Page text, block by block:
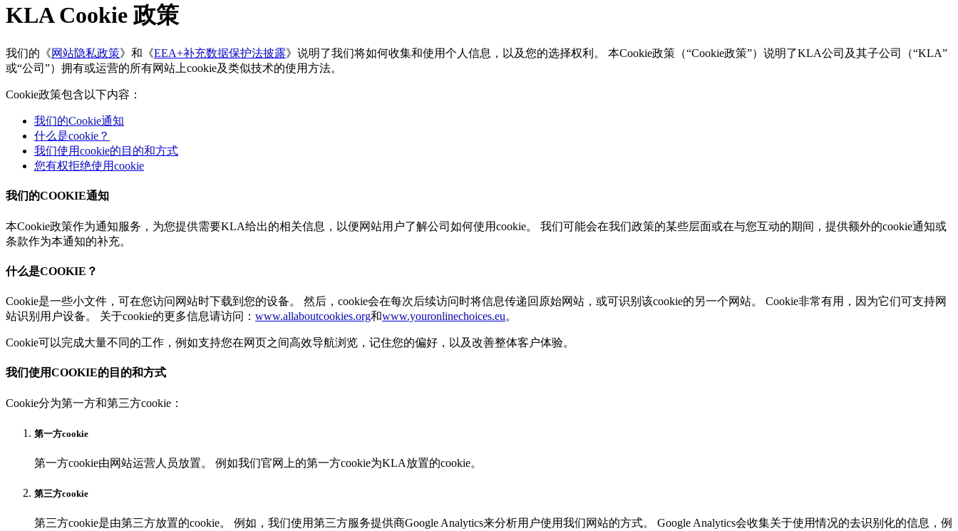
KLA Cookie 政策
我们的《网站隐私政策》和《EEA+补充数据保护法披露》说明了我们将如何收集和使用个人信息，以及您的选择权利。 本Cookie政策（“Cookie政策”）说明了KLA公司及其子公司（“KLA”
或“公司”）拥有或运营的所有网站上cookie及类似技术的使用方法。
Cookie政策包含以下内容：
我们的Cookie通知
什么是cookie？
我们使用cookie的目的和方式
您有权拒绝使用cookie
我们的COOKIE通知
本Cookie政策作为通知服务，为您提供需要KLA给出的相关信息，以便网站用户了解公司如何使用cookie。 我们可能会在我们政策的某些层面或在与您互动的期间，提供额外的cookie通知或
条款作为本通知的补充。
什么是COOKIE？
Cookie是一些小文件，可在您访问网站时下载到您的设备。 然后，cookie会在每次后续访问时将信息传递回原始网站，或可识别该cookie的另一个网站。 Cookie非常有用，因为它们可支持网
站识别用户设备。 关于cookie的更多信息请访问： www.allaboutcookies.org和www.youronlinechoices.eu。
Cookie可以完成大量不同的工作，例如支持您在网页之间高效导航浏览，记住您的偏好，以及改善整体客户体验。
我们使用COOKIE的目的和方式
Cookie分为第一方和第三方cookie：
第一方cookie
第一方cookie由网站运营人员放置。 例如我们官网上的第一方cookie为KLA放置的cookie。
第三方cookie
第三方cookie是由第三方放置的cookie。 例如，我们使用第三方服务提供商Google Analytics来分析用户使用我们网站的方式。 Google Analytics会收集关于使用情况的去识别化的信息，例